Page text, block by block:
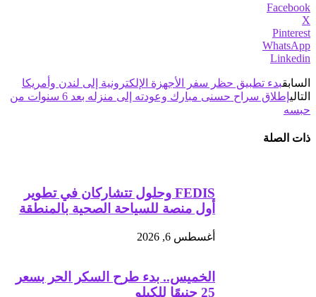
Facebook
X
Pinterest
WhatsApp
Linkedin
السابقبدء تطبيق حظر سفر الأجهزة الإلكترونية إلى لندن وأمريكا
التالي
إطلاق سراح حسنى مبارك وعودته إلى منزله بعد 6 سنوات من
حبسه
ذات الصلة
FEDIS وحلول تتشاركان في تطوير
أول منصة للسياحة الصحية بالمنطقة
أغسطس 6, 2026
الخميس.. بدء طرح السكر الحر بسعر
25 جنيهًا للكيلو